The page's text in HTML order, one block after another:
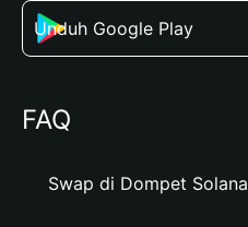
Unduh Google Play
FAQ
Swap di Dompet Solana